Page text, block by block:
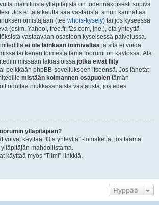
mainituista ylläpitäjistä on todennäköisesti sopiva
Jos et tätä kautta saa vastausta, sinun kannattaa
omistajaan (tee whois-kysely) tai jos kyseessä
(esim. Yahoo!, free.fr, f2s.com, jne.), ota yhteyttä
vastaavaan osastoon kyseisessä palvelussa.
ei ole lainkaan toimivaltaa ja sitä ei voida
tai kenen toimesta tämä foorumi on käytössä. Älä
missään lakiasioissa jotka eivät liity
pelkkään phpBB-sovellukseen itseensä. Jos lähetät
mistään kolmannen osapuolen tämän
odottaa niukkasanaista vastausta, jos edes
ylläpitäjään?
voivat käyttää “Ota yhteyttä” -lomaketta, jos täämä
mahdollistama.
käyttää myös “Tiimi”-linkkiä.
Hyppää